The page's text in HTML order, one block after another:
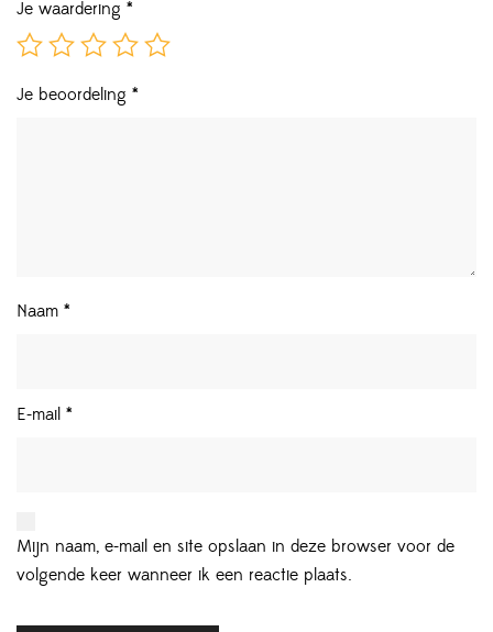
Je waardering *
Je beoordeling *
Naam *
E-mail *
Mijn naam, e-mail en site opslaan in deze browser voor de
volgende keer wanneer ik een reactie plaats.